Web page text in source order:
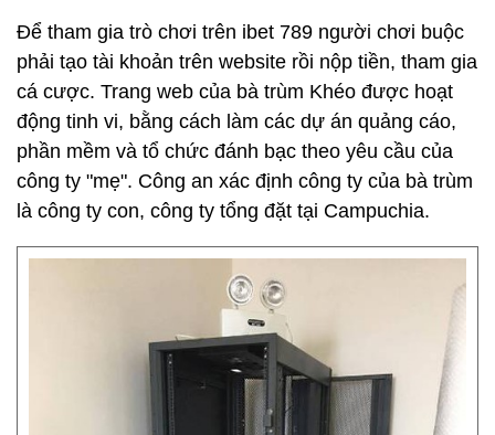
Để tham gia trò chơi trên ibet 789 người chơi buộc
phải tạo tài khoản trên website rồi nộp tiền, tham gia
cá cược. Trang web của bà trùm Khéo được hoạt
động tinh vi, bằng cách làm các dự án quảng cáo,
phần mềm và tổ chức đánh bạc theo yêu cầu của
công ty "mẹ". Công an xác định công ty của bà trùm
là công ty con, công ty tổng đặt tại Campuchia.